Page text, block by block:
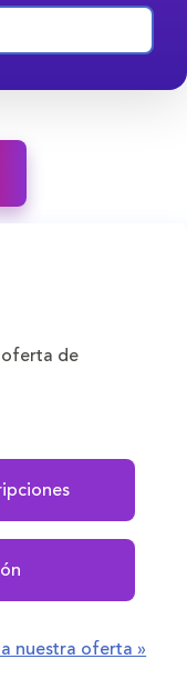
oferta de
nuestra oferta »